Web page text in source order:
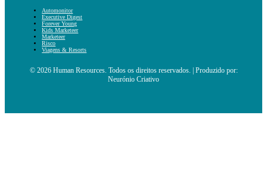
Automonitor
Executive Digest
Forever Young
Kids Marketeer
Marketeer
Risco
Viagens & Resorts
© 2026 Human Resources. Todos os direitos reservados. | Produzido por:
Neurónio Criativo